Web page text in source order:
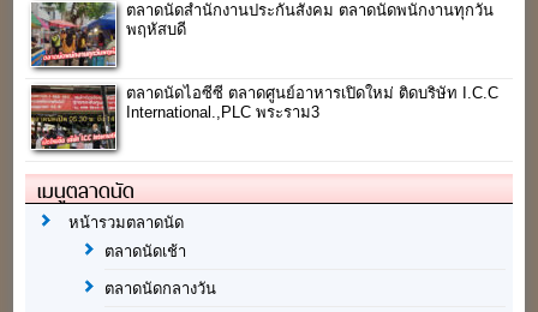
ตลาดนัดสำนักงานประกันสังคม ตลาดนัดพนักงานทุกวัน
พฤหัสบดี
ตลาดนัดไอซีซี ตลาดศูนย์อาหารเปิดใหม่ ติดบริษัท I.C.C
International.,PLC พระราม3
เมนูตลาดนัด
หน้ารวมตลาดนัด
ตลาดนัดเช้า
ตลาดนัดกลางวัน